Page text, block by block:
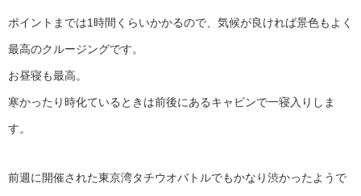
ポイントまでは1時間くらいかかるので、気候が良ければ景色もよく
最高のクルージングです。
お昼寝も最高。
寒かったり時化ているときは前後にあるキャビンで一寝入りしま
す。
前週に開催された東京湾タチウオバトルでもかなり渋かったようで